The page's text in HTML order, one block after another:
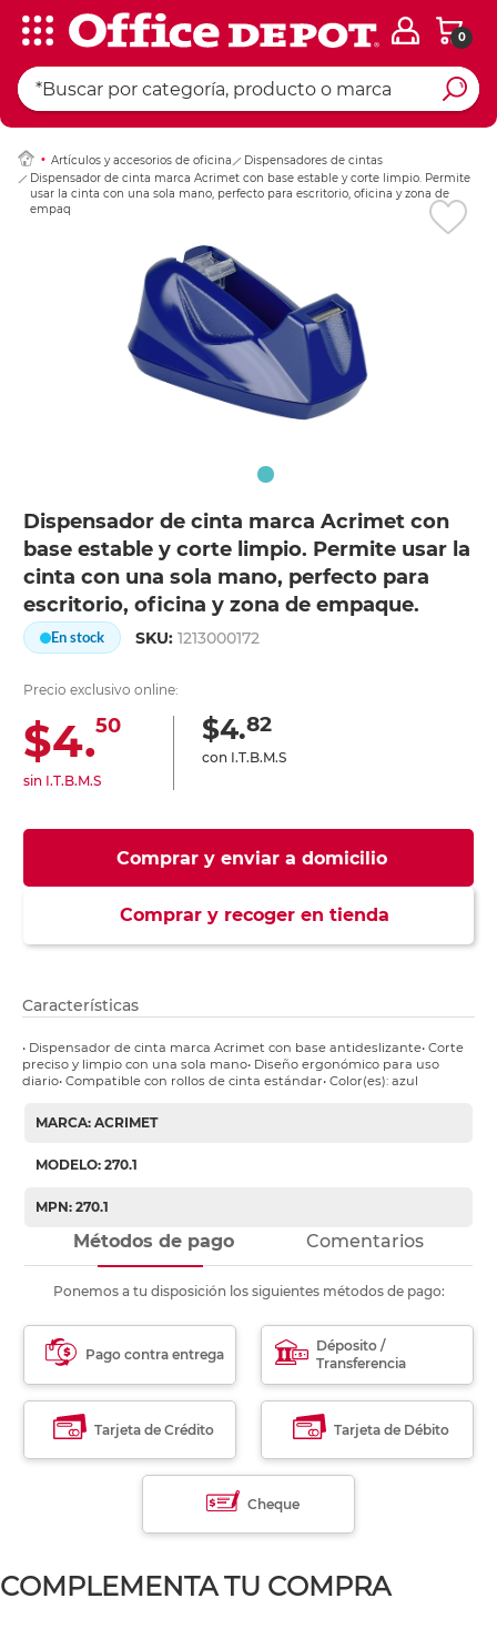
0
Artículos y accesorios de oficina
Dispensadores de cintas
Dispensador de cinta marca Acrimet con base estable y corte limpio. Permite
usar la cinta con una sola mano, perfecto para escritorio, oficina y zona de
empaque.
Dispensador de cinta marca Acrimet con
base estable y corte limpio. Permite usar la
cinta con una sola mano, perfecto para
escritorio, oficina y zona de empaque.
En stock SKU:1213000172
Precio exclusivo online:
$4.50
sin I.T.B.M.S
$4.82
con I.T.B.M.S
Comprar y enviar a domicilio
Comprar y recoger en tienda
Ingresar Codigo
Características
• Dispensador de cinta marca Acrimet con base antideslizante• Corte
preciso y limpio con una sola mano• Diseño ergonómico para uso
diario• Compatible con rollos de cinta estándar• Color(es): azul
MARCA: ACRIMET
MODELO: 270.1
MPN: 270.1
Métodos de pago Comentarios
Ponemos a tu disposición los siguientes métodos de pago:
Pago contra entrega
Déposito /
Transferencia
Tarjeta de Crédito Tarjeta de Débito
Cheque
COMPLEMENTA TU COMPRA